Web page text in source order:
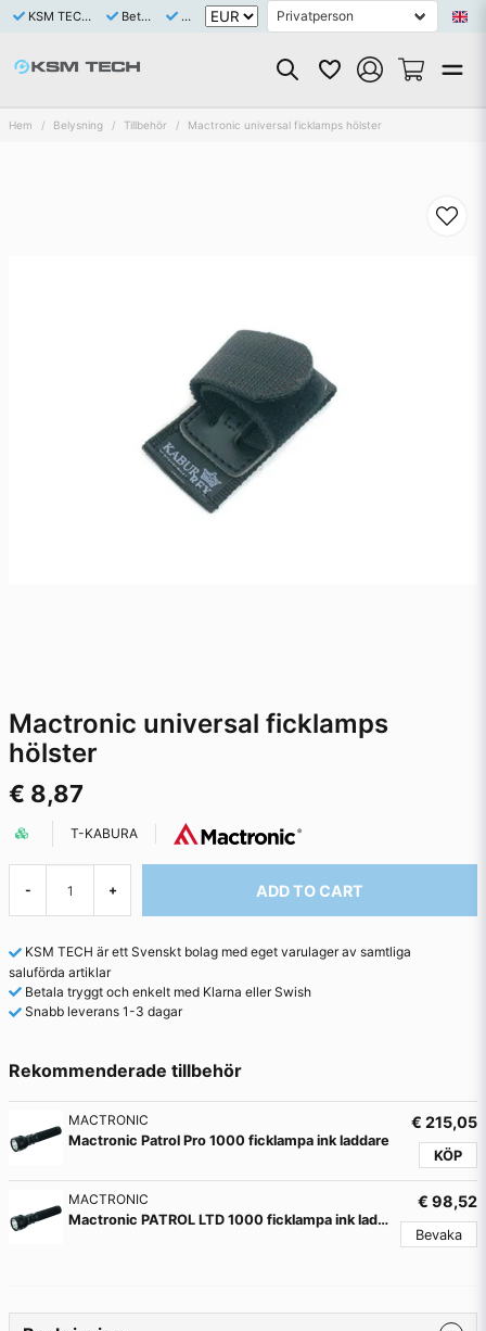
KSM TECH är ett Svenskt bolag med eget varulager av samtliga saluförda artiklar Betala tryggt och enkelt med Klarna eller Swish Snabb leverans 1-3 dagar
Hem Belysning Tillbehör Mactronic universal ficklamps hölster
Mactronic universal ficklamps
hölster
€ 8,87
T-KABURA
- + ADD TO CART
KSM TECH är ett Svenskt bolag med eget varulager av samtliga
saluförda artiklar
Betala tryggt och enkelt med Klarna eller Swish
Snabb leverans 1-3 dagar
Rekommenderade tillbehör
MACTRONIC
Mactronic Patrol Pro 1000 ficklampa ink laddare
€ 215,05
KÖP
MACTRONIC
Mactronic PATROL LTD 1000 ficklampa ink laddare
€ 98,52
Bevaka